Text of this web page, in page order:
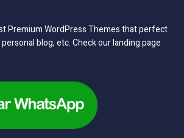
Premium WordPress Themes that perfect
blog, etc. Check our landing page